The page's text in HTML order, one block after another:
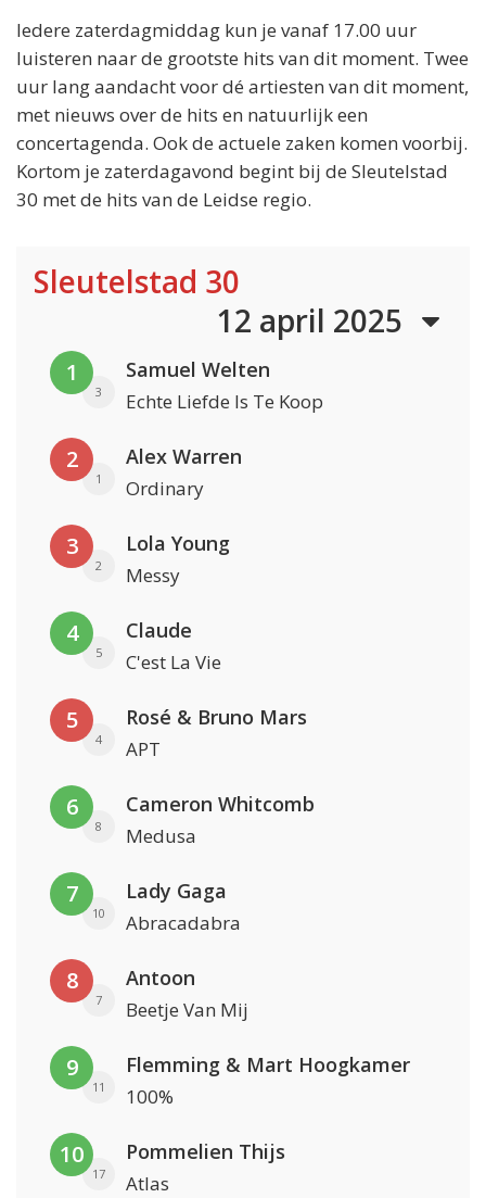
Iedere zaterdagmiddag kun je vanaf 17.00 uur
luisteren naar de grootste hits van dit moment. Twee
uur lang aandacht voor dé artiesten van dit moment,
met nieuws over de hits en natuurlijk een
concertagenda. Ook de actuele zaken komen voorbij.
Kortom je zaterdagavond begint bij de Sleutelstad
30 met de hits van de Leidse regio.
Sleutelstad 30
12 april 2025
1
3
Samuel Welten
Echte Liefde Is Te Koop
2
1
Alex Warren
Ordinary
3
2
Lola Young
Messy
4
5
Claude
C'est La Vie
5
4
Rosé & Bruno Mars
APT
6
8
Cameron Whitcomb
Medusa
7
10
Lady Gaga
Abracadabra
8
7
Antoon
Beetje Van Mij
9
11
Flemming & Mart Hoogkamer
100%
10
17
Pommelien Thijs
Atlas